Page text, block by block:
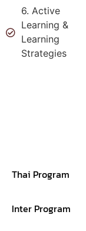
6. Active
Learning &
Learning
Strategies
Thai Program
Inter Program